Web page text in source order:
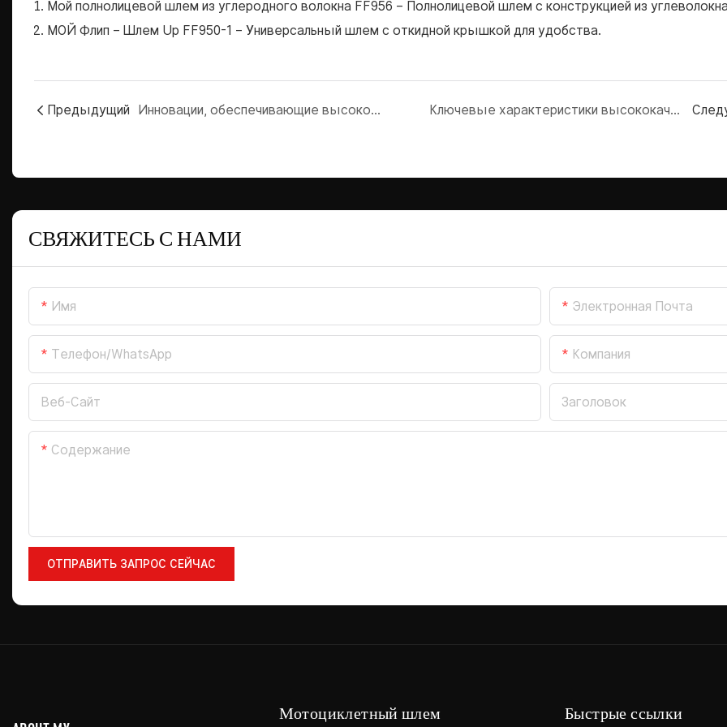
Мой полнолицевой шлем из углеродного волокна FF956 – Полнолицевой шлем с конструкцией из углеволокна
МОЙ Флип – Шлем Up FF950-1 – Универсальный шлем с откидной крышкой для удобства.
Предыдущий Инновации, обеспечивающие высокое качество защитных шлемов из углеродного волокна для производителей оригинального оборудования и поставщиков. Ключевые характеристики высококачественного защитного шлема из углеродного волокна, влияющие на процесс закупки.
СВЯЖИТЕСЬ С НАМИ
Имя Электронная Почта
Телефон/WhatsApp Компания
Веб-Сайт Заголовок
Содержание
ОТПРАВИТЬ ЗАПРОС СЕЙЧАС
Мотоциклетный шлем Быстрые ссылки